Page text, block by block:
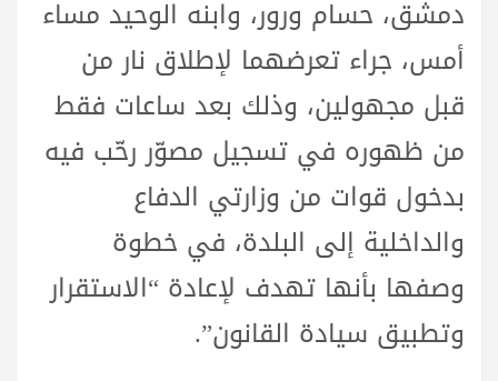
دمشق، حسام ورور، وابنه الوحيد مساء
أمس، جراء تعرضهما لإطلاق نار من
قبل مجهولين، وذلك بعد ساعات فقط
من ظهوره في تسجيل مصوّر رحّب فيه
بدخول قوات من وزارتي الدفاع
والداخلية إلى البلدة، في خطوة
وصفها بأنها تهدف لإعادة “الاستقرار
وتطبيق سيادة القانون”.